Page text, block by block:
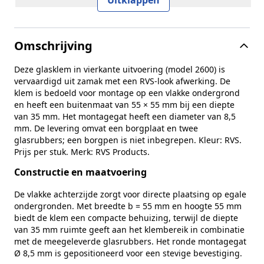
Diameter montagegat
8,5 mm
Vorm
Vierkant
Inclusief borgpen
Nee
Inclusief borgplaat
Ja
Model
2600
Omschrijving
Deze glasklem in vierkante uitvoering (model 2600) is
vervaardigd uit zamak met een RVS‑look afwerking. De
klem is bedoeld voor montage op een vlakke ondergrond
en heeft een buitenmaat van 55 × 55 mm bij een diepte
van 35 mm. Het montagegat heeft een diameter van 8,5
mm. De levering omvat een borgplaat en twee
glasrubbers; een borgpen is niet inbegrepen. Kleur: RVS.
Prijs per stuk. Merk: RVS Products.
Constructie en maatvoering
De vlakke achterzijde zorgt voor directe plaatsing op egale
ondergronden. Met breedte b = 55 mm en hoogte 55 mm
biedt de klem een compacte behuizing, terwijl de diepte
van 35 mm ruimte geeft aan het klembereik in combinatie
met de meegeleverde glasrubbers. Het ronde montagegat
Ø 8,5 mm is gepositioneerd voor een stevige bevestiging.